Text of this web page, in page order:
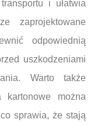
i ułatwia
zaprojektowane
odpowiednią
uszkodzeniami
Warto także
kartonowe można
sprawia, że stają